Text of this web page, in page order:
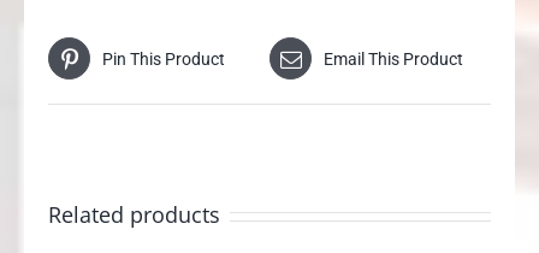
Pin This Product Email This Product
Related products